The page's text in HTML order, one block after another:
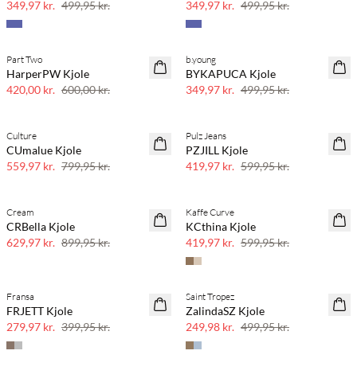
349,97 kr. 499,95 kr.
349,97 kr. 499,95 kr.
SAVE20
30% rabat
Part Two
HarperPW Kjole
420,00 kr. 600,00 kr.
SAVE20
b.young
BYKAPUCA Kjole
349,97 kr. 499,95 kr.
SAVE20
Culture
CUmalue Kjole
559,97 kr. 799,95 kr.
SAVE20
30% rabat
Pulz Jeans
PZJILL Kjole
419,97 kr. 599,95 kr.
SAVE20
Cream
CRBella Kjole
629,97 kr. 899,95 kr.
SAVE20
Kaffe Curve
KCthina Kjole
419,97 kr. 599,95 kr.
SAVE20
30% rabat
Fransa
FRJETT Kjole
279,97 kr. 399,95 kr.
SAVE20
Saint Tropez
ZalindaSZ Kjole
249,98 kr. 499,95 kr.